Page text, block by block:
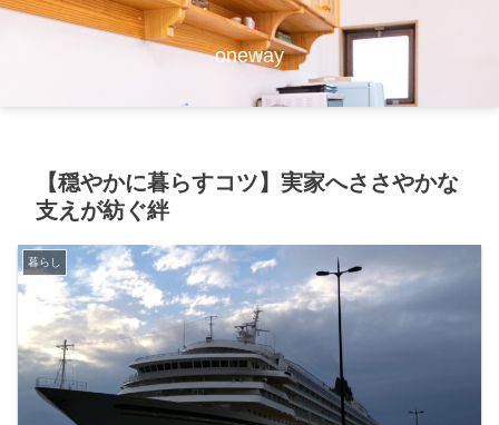
oneway
【穏やかに暮らすコツ】実家へささやかな
支えが紡ぐ絆
暮らし